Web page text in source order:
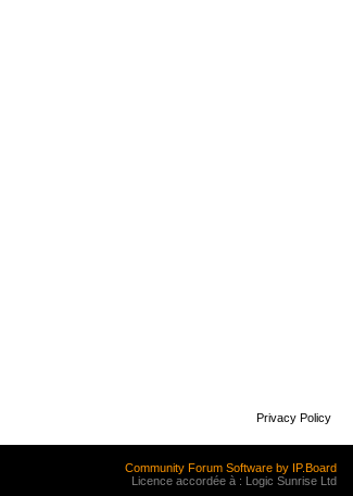
Privacy Policy
Community Forum Software by IP.Board
Licence accordée à : Logic Sunrise Ltd